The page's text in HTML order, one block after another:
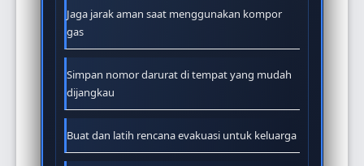
Jaga jarak aman saat menggunakan kompor
gas
Simpan nomor darurat di tempat yang mudah
dijangkau
Buat dan latih rencana evakuasi untuk keluarga